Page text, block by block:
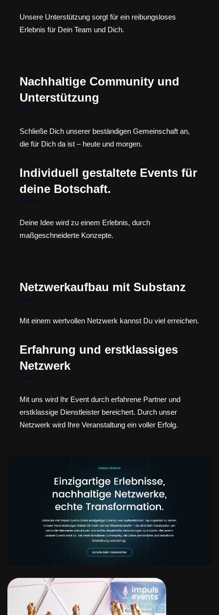
Unsere Unterstützung sorgt für ein reibungsloses
Erlebnis für Dein Team und Dich.
Nachhaltige Community und
Unterstützung
Schließe Dich unserer beständigen Gemeinschaft an,
die für Dich da ist – heute und morgen.
Individuell gestaltete Events für
deine Botschaft.
Deine Idee wird zu einem Erlebnis, durch
maßgeschneiderte Konzepte.
Netzwerkaufbau mit Substanz
Mit einem wertvollen Netzwerk kannst Du viel erreichen.
Erfahrung und erstklassiges
Netzwerk
Mit uns wird Ihr Event durch erfahrene Partner und
erstklassige Dienstleister bereichert. Durch unser
Netzwerk wird Ihre Veranstaltung ein voller Erfolg.